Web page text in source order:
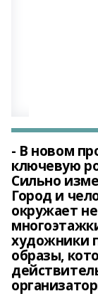
- В новом
ключевую
Сильно
Город и
окружает
художники
образы,